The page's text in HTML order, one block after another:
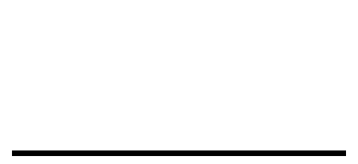
สำเนาใบจ่ายเงินค่าเทอม